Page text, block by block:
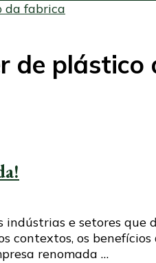
da fabrica
de
e setores
contextos, os
renomada …